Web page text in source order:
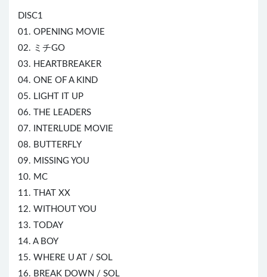
DISC1
01. OPENING MOVIE
02. ミチGO
03. HEARTBREAKER
04. ONE OF A KIND
05. LIGHT IT UP
06. THE LEADERS
07. INTERLUDE MOVIE
08. BUTTERFLY
09. MISSING YOU
10. MC
11. THAT XX
12. WITHOUT YOU
13. TODAY
14. A BOY
15. WHERE U AT / SOL
16. BREAK DOWN / SOL